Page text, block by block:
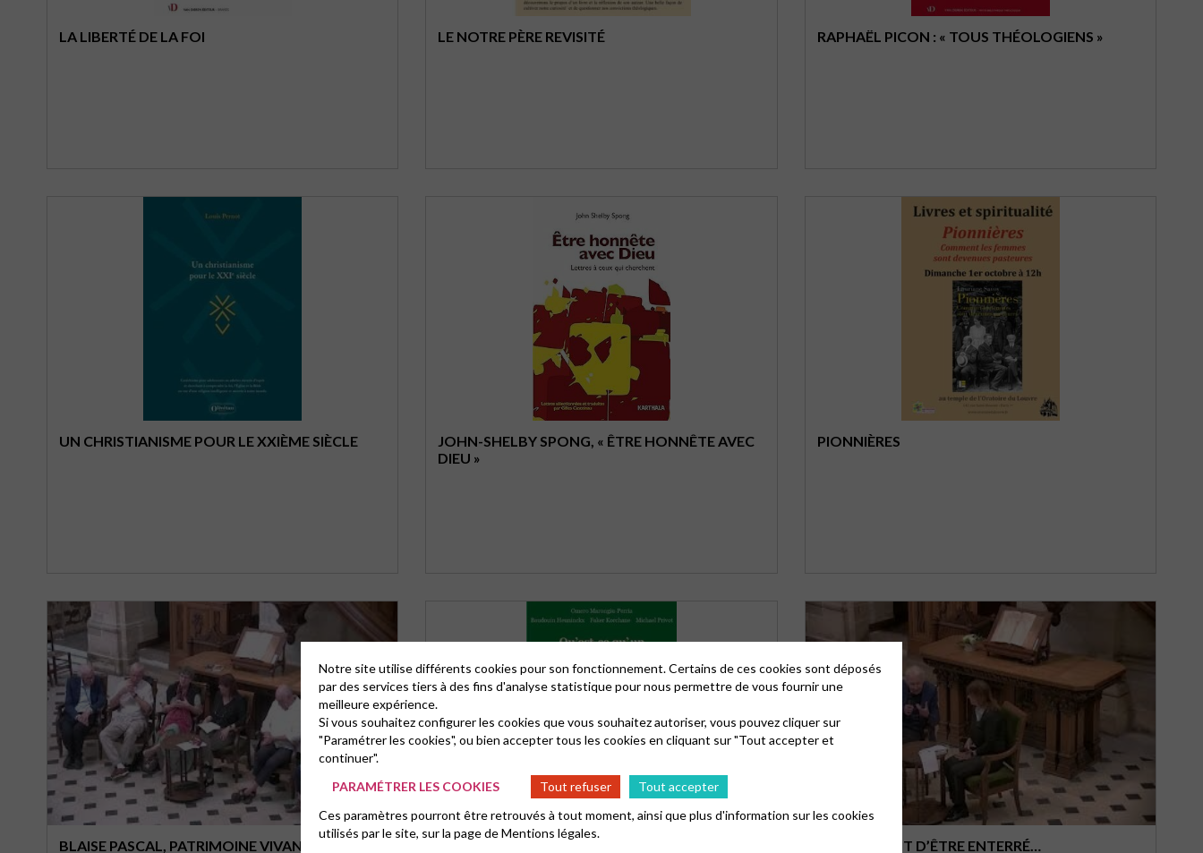
LA LIBERTÉ DE LA FOI LE NOTRE PÈRE REVISITÉ RAPHAËL PICON : « TOUS THÉOLOGIENS »
UN CHRISTIANISME POUR LE XXIÈME SIÈCLE
JOHN-SHELBY SPONG, « ÊTRE HONNÊTE AVEC
DIEU »
PIONNIÈRES
BLAISE PASCAL, PATRIMOINE VIVANT QU’EST-CE QU’UN ISLAM LIBÉRAL ? S’IL SUFFISAIT D’ÊTRE ENTERRÉ…
Notre site utilise différents cookies pour son fonctionnement. Certains de ces cookies sont déposés
par des services tiers à des fins d'analyse statistique pour nous permettre de vous fournir une
meilleure expérience.
Si vous souhaitez configurer les cookies que vous souhaitez autoriser, vous pouvez cliquer sur
"Paramétrer les cookies", ou bien accepter tous les cookies en cliquant sur "Tout accepter et
continuer".
PARAMÉTRER LES COOKIES
Tout refuser
Tout accepter
Ces paramètres pourront être retrouvés à tout moment, ainsi que plus d'information sur les cookies
utilisés par le site, sur la page deMentions légales.